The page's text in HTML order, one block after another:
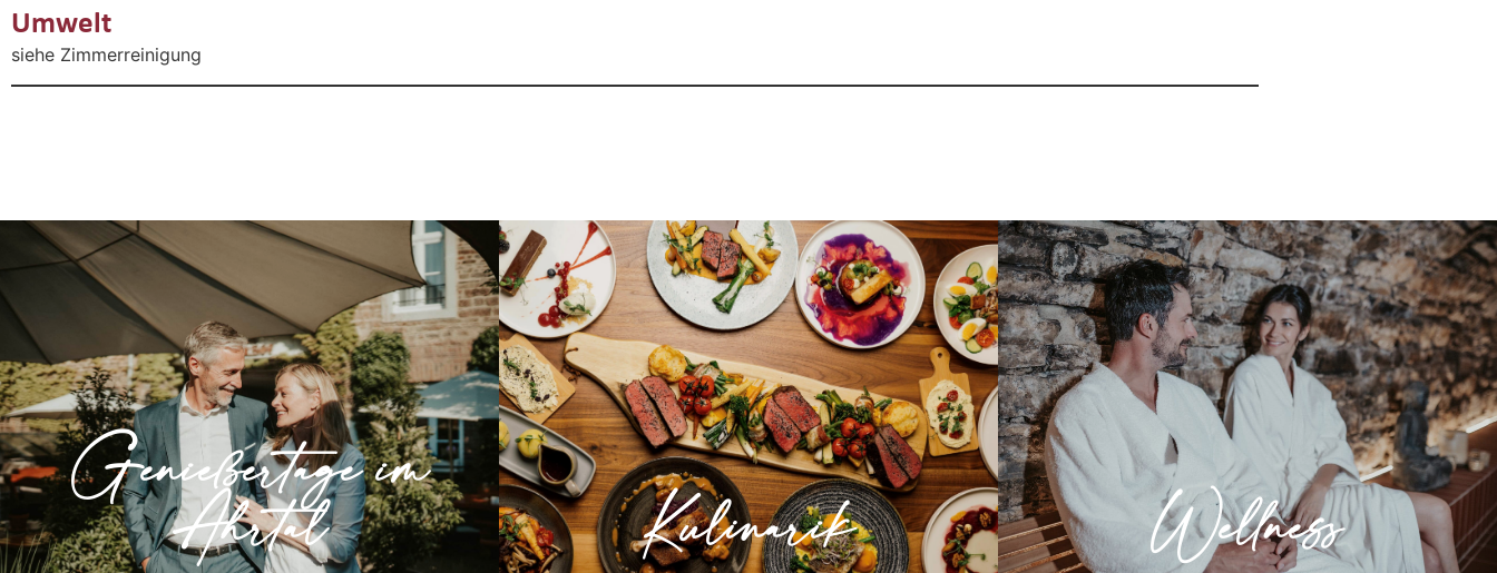
Umwelt
siehe Zimmerreinigung
Genießertage im
Ahrtal
Genießertage im
Ahrtal
Unseren Klassiker genießen im schönen
Ahrtal.
» Mehr erfahren Kulinarik
Kulinarik
Hier genießen sie unsere frische, regionale
Küche in behaglicher Atmosphäre.
» Mehr erfahren Wellness
Wellness
Entspannung für Körper und Seele. Lassen
Sie sich in unserem Wellness- und
Saunabereich verwöhnen.
» Mehr erfahren